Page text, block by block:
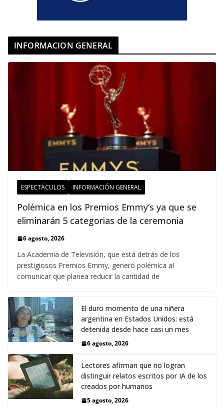
INFORMACION GENERAL
ESPECTÁCULOS INFORMACIÓN GENERAL
Polémica en los Premios Emmy‘s ya que se
eliminarán 5 categorias de la ceremonia
6 agosto, 2026
La Academia de Televisión, que está detrás de los
prestigiosos Premios Emmy, generó polémica al
comunicar que planea reducir la cantidad de
El duro momento de una niñera
argentina en Estados Unidos: está
detenida desde hace casi un mes
6 agosto, 2026
Lectores afirman que no logran
distinguir relatos escritos por IA de los
creados por humanos
5 agosto, 2026